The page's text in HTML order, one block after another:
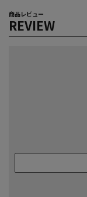
商品レビュー
REVIEW